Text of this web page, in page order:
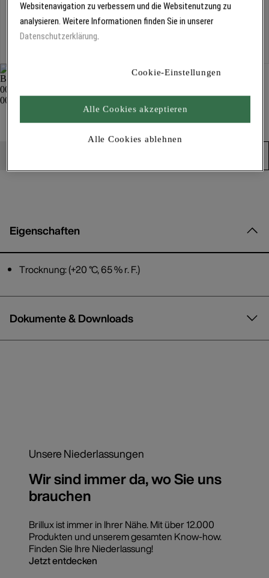
Kostenlose Lieferung
Nitro-Verdünnung 456
Abbeizer und Verdünnungen
Eigenschaften
Trocknung: (+20 °C, 65 % r. F.)
Dokumente & Downloads
Unsere Niederlassungen
Wir sind immer da, wo Sie uns
brauchen
Brillux ist immer in Ihrer Nähe. Mit über 12.000
Produkten und unserem gesamten Know-how.
Finden Sie Ihre Niederlassung!
Jetzt entdecken
Websitenavigation zu verbessern und die Websitenutzung zu
analysieren. Weitere Informationen finden Sie in unserer
Datenschutzerklärung.
Cookie-Einstellungen
Alle Cookies ablehnen
Alle Cookies akzeptieren